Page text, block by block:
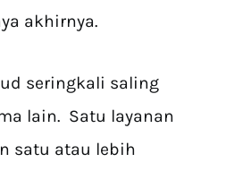
akhirnya.
seringkali saling
lain. Satu layanan
satu atau lebih